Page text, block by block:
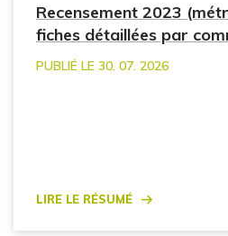
Recensement 2023
fiches détaillées par
PUBLIÉ LE 30. 07. 2026
Lire le résumé